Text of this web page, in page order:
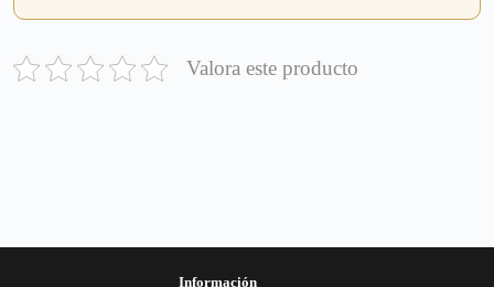
Valora este producto
Información